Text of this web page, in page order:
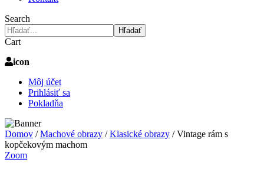
Search
Hľadať
Cart
icon
Môj účet
Prihlásiť sa
Pokladňa
Domov / Machové obrazy / Klasické obrazy /Vintage rám s
kopčekovým machom
Zoom